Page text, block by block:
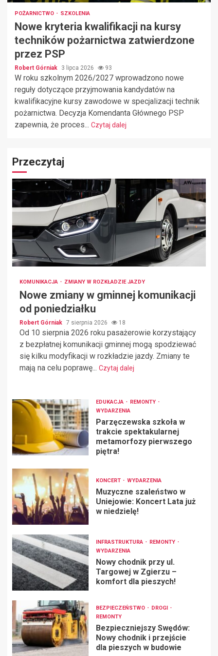
POŻARNICTWO SZKOLENIA
Nowe kryteria kwalifikacji na kursy
techników pożarnictwa zatwierdzone
przez PSP
Robert Górniak 3 lipca 2026 93
W roku szkolnym 2026/2027 wprowadzono nowe
reguły dotyczące przyjmowania kandydatów na
kwalifikacyjne kursy zawodowe w specjalizacji technik
pożarnictwa. Decyzja Komendanta Głównego PSP
zapewnia, że proces... Czytaj dalej
Przeczytaj
KOMUNIKACJA ZMIANY W ROZKŁADZIE JAZDY
Nowe zmiany w gminnej komunikacji
od poniedziałku
Robert Górniak 7 sierpnia 2026 18
Od 10 sierpnia 2026 roku pasażerowie korzystający
z bezpłatnej komunikacji gminnej mogą spodziewać
się kilku modyfikacji w rozkładzie jazdy. Zmiany te
mają na celu poprawę... Czytaj dalej
EDUKACJA
REMONTY
WYDARZENIA
Parzęczewska szkoła w
trakcie spektakularnej
metamorfozy pierwszego
piętra!
KONCERT WYDARZENIA
Muzyczne szaleństwo w
Uniejowie: Koncert Lata już
w niedzielę!
INFRASTRUKTURA
REMONTY
WYDARZENIA
Nowy chodnik przy ul.
Targowej w Zgierzu –
komfort dla pieszych!
BEZPIECZEŃSTWO
DROGI
REMONTY
Bezpieczniejszy Swędów:
Nowy chodnik i przejście
dla pieszych w budowie